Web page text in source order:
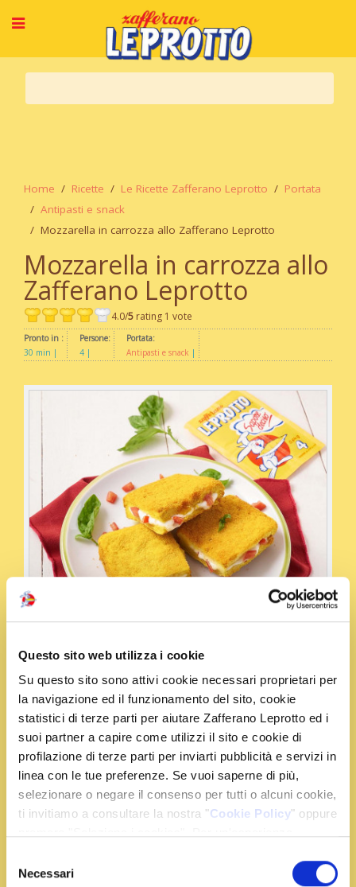
Questo sito web utilizza i cookie
Su questo sito sono attivi cookie necessari proprietari per
la navigazione ed il funzionamento del sito, cookie
statistici di terze parti per aiutare Zafferano Leprotto ed i
suoi partner a capire come utilizzi il sito e cookie di
profilazione di terze parti per inviarti pubblicità e servizi in
linea con le tue preferenze. Se vuoi saperne di più,
selezionare o negare il consenso per tutti o alcuni cookie,
ti invitiamo a consultare la nostra "Cookie Policy" oppure
delNecessari
Home Ricette Le Ricette Zafferano Leprotto
Portata
Antipasti e snack
Mozzarella in carrozza allo Zafferano Leprotto
Mozzarella in carrozza allo
Zafferano Leprotto
4.0/5 rating 1 vote
Pronto in :
30 min
Persone:
4
Portata:
Antipasti e snack
Condividi la ricetta
Ingredienti